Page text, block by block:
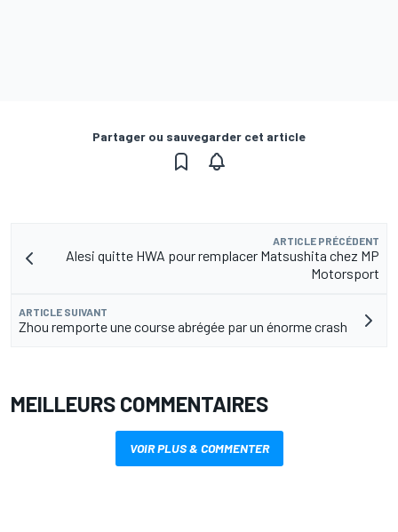
Partager ou sauvegarder cet article
ARTICLE PRÉCÉDENT
Alesi quitte HWA pour remplacer Matsushita chez MP
Motorsport
ARTICLE SUIVANT
Zhou remporte une course abrégée par un énorme crash
MEILLEURS COMMENTAIRES
VOIR PLUS & COMMENTER